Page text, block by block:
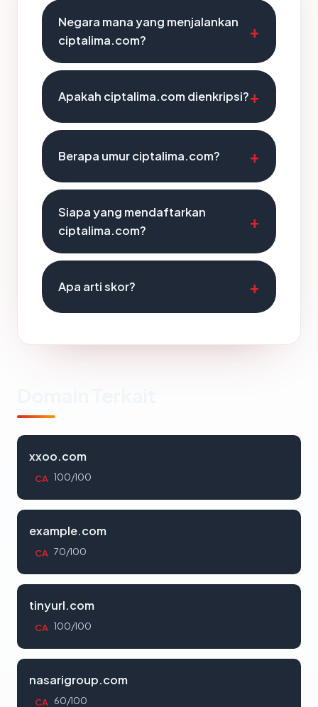
Negara mana yang menjalankan
ciptalima.com?
Apakah ciptalima.com dienkripsi?
Berapa umur ciptalima.com?
Siapa yang mendaftarkan
ciptalima.com?
Apa arti skor?
xxoo.com
CA 100/100
example.com
CA 70/100
tinyurl.com
CA 100/100
nasarigroup.com
CA 60/100